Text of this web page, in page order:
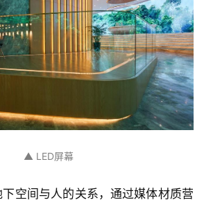
▲ LED屏幕
空间与人的关系，通过媒体材质营